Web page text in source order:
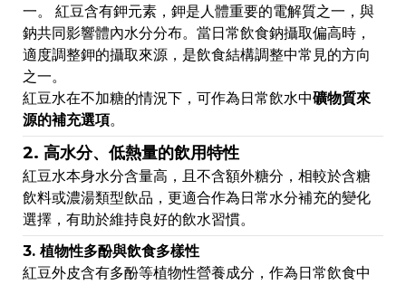
一。 紅豆含有鉀元素，鉀是人體重要的電解質之一，與
鈉共同影響體內水分分布。當日常飲食鈉攝取偏高時，
適度調整鉀的攝取來源，是飲食結構調整中常見的方向
之一。
紅豆水在不加糖的情況下，可作為日常飲水中礦物質來
源的補充選項。
2. 高水分、低熱量的飲用特性
紅豆水本身水分含量高，且不含額外糖分，相較於含糖
飲料或濃湯類型飲品，更適合作為日常水分補充的變化
選擇，有助於維持良好的飲水習慣。
3. 植物性多酚與飲食多樣性
紅豆外皮含有多酚等植物性營養成分，作為日常飲食中